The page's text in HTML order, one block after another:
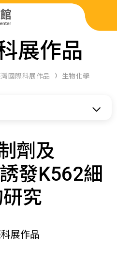
展作品
國際科展作品 生物化學
劑及
發K562細
究
展作品